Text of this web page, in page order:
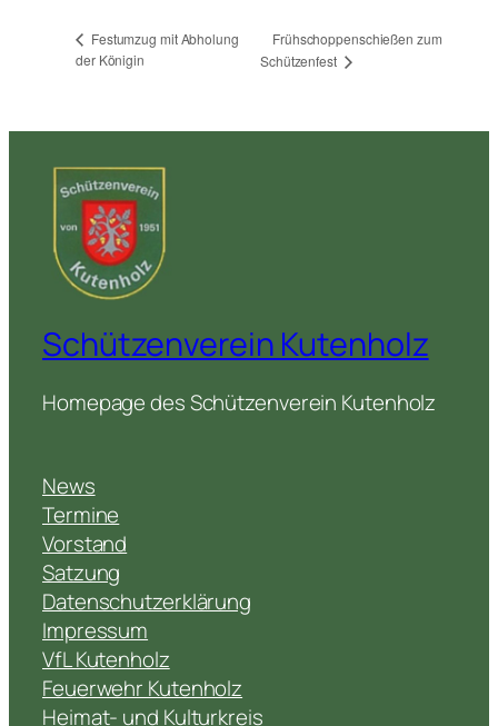
Festumzug mit Abholung
der Königin
Frühschoppenschießen zum
Schützenfest
Schützenverein Kutenholz
Homepage des Schützenverein Kutenholz
News
Termine
Vorstand
Satzung
Datenschutzerklärung
Impressum
VfL Kutenholz
Feuerwehr Kutenholz
Heimat- und Kulturkreis